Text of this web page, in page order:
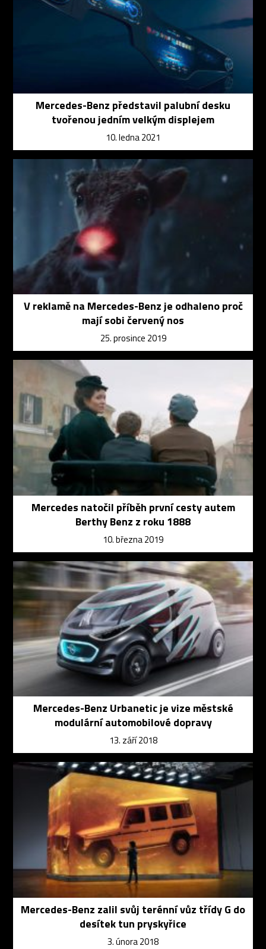
Mercedes-Benz představil palubní desku
tvořenou jedním velkým displejem
10. ledna 2021
V reklamě na Mercedes-Benz je odhaleno proč
mají sobi červený nos
25. prosince 2019
Mercedes natočil příběh první cesty autem
Berthy Benz z roku 1888
10. března 2019
Mercedes-Benz Urbanetic je vize městské
modulární automobilové dopravy
13. září 2018
Mercedes-Benz zalil svůj terénní vůz třídy G do
desítek tun pryskyřice
3. února 2018